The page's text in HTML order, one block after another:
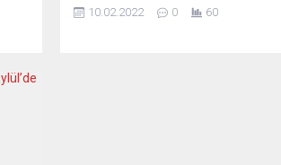
ötürü Fransa’ya teşekkür etti ve Minsk
10.02.2022 0 60